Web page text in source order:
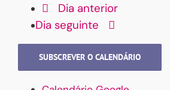
Dia anterior
Dia seguinte
SUBSCREVER O CALENDÁRIO